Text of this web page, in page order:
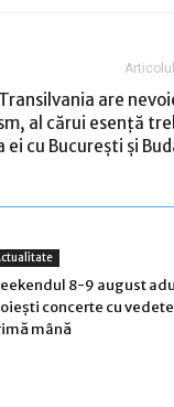
are
al cărui esenţă
cu Bucureşti şi
8-9 august
concerte cu
mână